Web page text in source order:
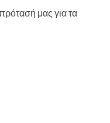
μας για τα